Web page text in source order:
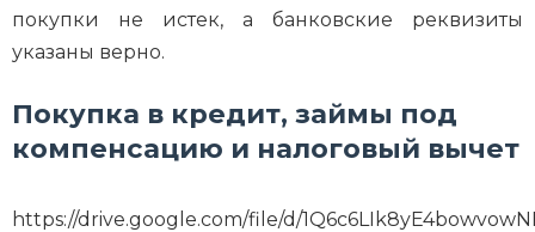
покупки не истек, а банковские реквизиты
указаны верно.
Покупка в кредит, займы под
компенсацию и налоговый вычет
https://drive.google.com/file/d/